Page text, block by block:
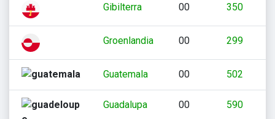
Gibilterra 00 350
Groenlandia 00 299
Guatemala 00 502
Guadalupa 00 590